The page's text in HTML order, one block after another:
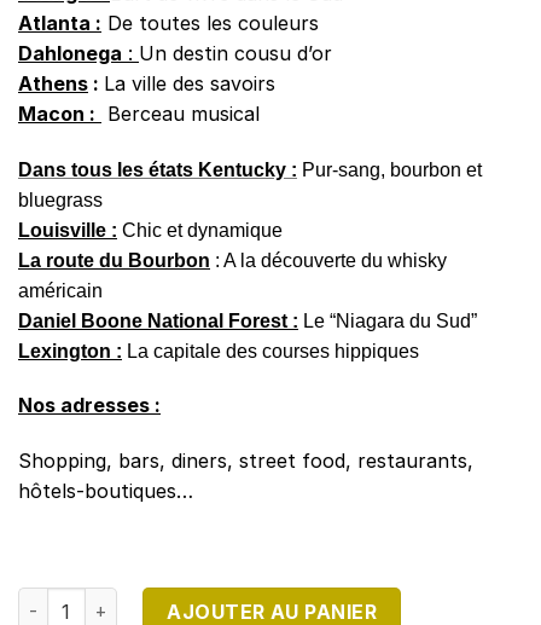
Atlanta : De toutes les couleurs
Dahlonega : Un destin cousu d’or
Athens : La ville des savoirs
Macon : Berceau musical
Dans tous les états Kentucky : Pur-sang, bourbon et
bluegrass
Louisville : Chic et dynamique
La route du Bourbon : A la découverte du whisky
américain
Daniel Boone National Forest : Le “Niagara du Sud”
Lexington : La capitale des courses hippiques
Nos adresses :
Shopping, bars, diners, street food, restaurants,
hôtels-boutiques…
quantité de DESTINATION USA N°14 - Version Numérique
AJOUTER AU PANIER